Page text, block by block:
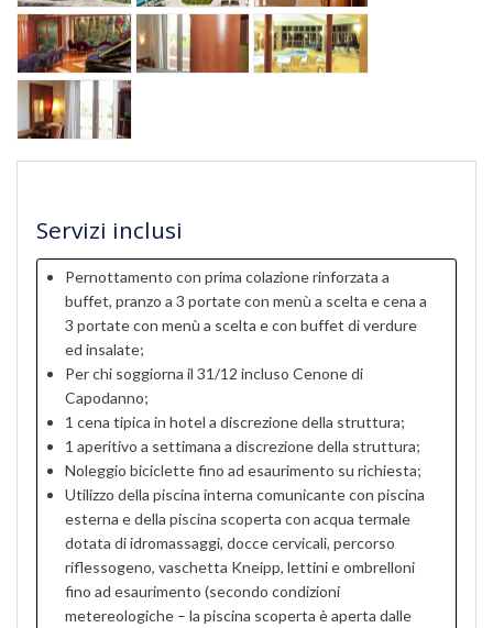
Servizi inclusi
Pernottamento con prima colazione rinforzata a
buffet, pranzo a 3 portate con menù a scelta e cena a
3 portate con menù a scelta e con buffet di verdure
ed insalate;
Per chi soggiorna il 31/12 incluso Cenone di
Capodanno;
1 cena tipica in hotel a discrezione della struttura;
1 aperitivo a settimana a discrezione della struttura;
Noleggio biciclette fino ad esaurimento su richiesta;
Utilizzo della piscina interna comunicante con piscina
esterna e della piscina scoperta con acqua termale
dotata di idromassaggi, docce cervicali, percorso
riflessogeno, vaschetta Kneipp, lettini e ombrelloni
fino ad esaurimento (secondo condizioni
metereologiche – la piscina scoperta è aperta dalle